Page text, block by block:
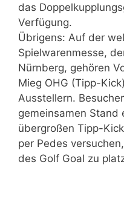
das
Verfügung.
Übrigens: Auf der
Spielwarenmesse,
Nürnberg, gehören
Mieg OHG (Tipp-
Ausstellern.
gemeinsamen Stand
übergroßen Tipp-
per Pedes
des Golf Goal zu